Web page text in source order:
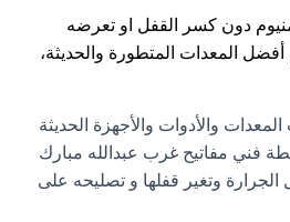
دون كسر القفل او تعرضه
المعدات المتطورة والحديثة،
والأدوات والأجهزة الحديثة
فني مفاتيح غرب عبدالله مبارك
وتغير قفلها و تصليحه على